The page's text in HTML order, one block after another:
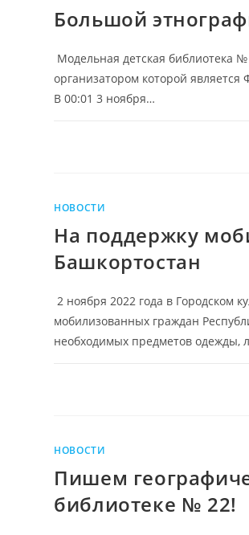
Большой
Модельная детская библиотека
организатором которой
В 00:01 3 ноября…
НОВОСТИ
На поддержку
Башкортостан
2 ноября 2022 года в Городском
мобилизованных граждан
необходимых предметов одежды,
НОВОСТИ
Пишем
библиотеке № 22!